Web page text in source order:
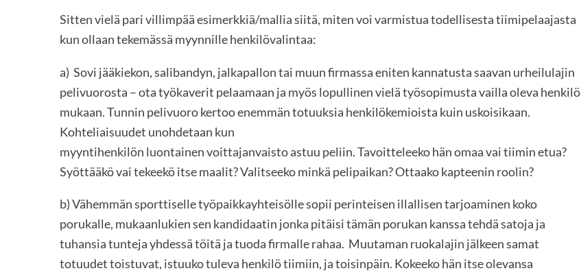
Sitten vielä pari villimpää esimerkkiä/mallia siitä, miten voi varmistua todellisesta tiimipelaajasta
kun ollaan tekemässä myynnille henkilövalintaa:
a) Sovi jääkiekon, salibandyn, jalkapallon tai muun firmassa eniten kannatusta saavan urheilulajin
pelivuorosta – ota työkaverit pelaamaan ja myös lopullinen vielä työsopimusta vailla oleva henkilö
mukaan. Tunnin pelivuoro kertoo enemmän totuuksia henkilökemioista kuin uskoisikaan.
Kohteliaisuudet unohdetaan kun
myyntihenkilön luontainen voittajanvaisto astuu peliin. Tavoitteleeko hän omaa vai tiimin etua?
Syöttääkö vai tekeekö itse maalit? Valitseeko minkä pelipaikan? Ottaako kapteenin roolin?
b) Vähemmän sporttiselle työpaikkayhteisölle sopii perinteisen illallisen tarjoaminen koko
porukalle, mukaanlukien sen kandidaatin jonka pitäisi tämän porukan kanssa tehdä satoja ja
tuhansia tunteja yhdessä töitä ja tuoda firmalle rahaa. Muutaman ruokalajin jälkeen samat
totuudet toistuvat, istuuko tuleva henkilö tiimiin, ja toisinpäin. Kokeeko hän itse olevansa